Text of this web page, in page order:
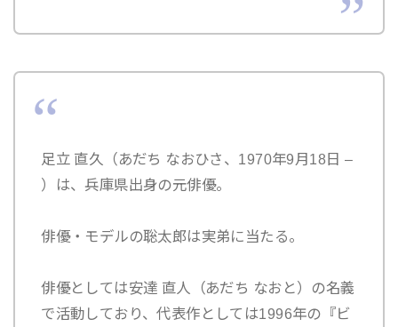
足立 直久（あだち なおひさ、1970年9月18日 –
）は、兵庫県出身の元俳優。
俳優・モデルの聡太郎は実弟に当たる。
俳優としては安達 直人（あだち なおと）の名義
で活動しており、代表作としては1996年の『ビ